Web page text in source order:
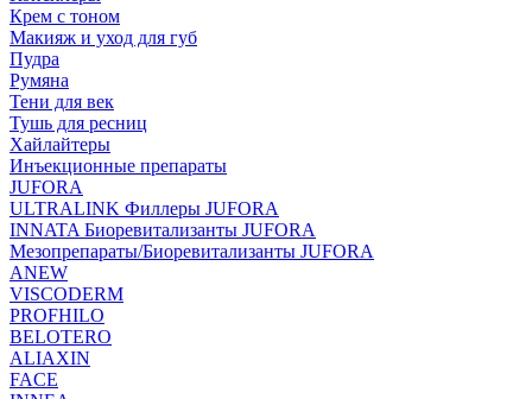
Крем с тоном
Макияж и уход для губ
Пудра
Румяна
Тени для век
Тушь для ресниц
Хайлайтеры
Инъекционные препараты
JUFORA
ULTRALINK Филлеры JUFORA
INNATA Биоревитализанты JUFORA
Мезопрепараты/Биоревитализанты JUFORA
ANEW
VISCODERM
PROFHILO
BELOTERO
ALIAXIN
FACE